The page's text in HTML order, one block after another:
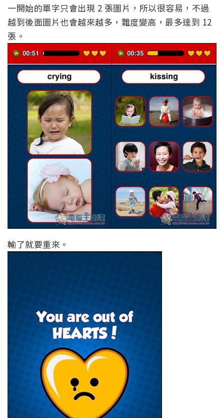
一開始的單字只會出現 2 張圖片，所以很容易，不過
越到後面圖片也會越來越多，難度變高，最多達到 12
張。
輸了就要重來。